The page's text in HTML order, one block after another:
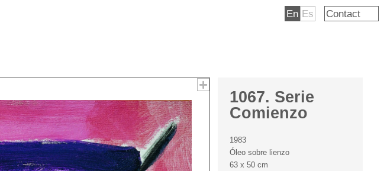
En Es Contact
1067. Serie
Comienzo
1983
Óleo sobre lienzo
63 x 50 cm